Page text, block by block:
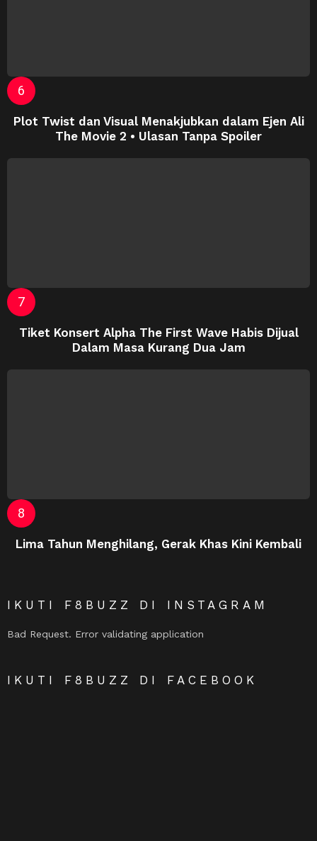
Plot Twist dan Visual Menakjubkan dalam Ejen Ali
The Movie 2 • Ulasan Tanpa Spoiler
Tiket Konsert Alpha The First Wave Habis Dijual
Dalam Masa Kurang Dua Jam
Lima Tahun Menghilang, Gerak Khas Kini Kembali
IKUTI F8BUZZ DI INSTAGRAM
Bad Request. Error validating application
IKUTI F8BUZZ DI FACEBOOK